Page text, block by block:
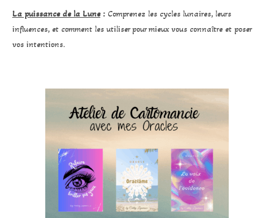
La puissance de la Lune: Comprenez les cycles lunaires, leurs
influences, et comment les utiliser pour mieux vous connaître et poser
vos intentions.